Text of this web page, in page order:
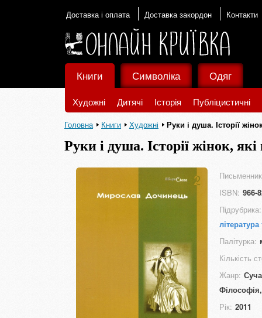
Доставка і оплата Доставка закордон Контакти
Книги
Художні Дитячі Історія Публіцистичні
Символіка Одяг
Головна Книги Художні Руки і душа. Історії
Руки і душа. Історії жінок,
ISBN: 966-
Підрубрика:
література
Палітурка:
Кількість
Жанр:
Рік: 2011